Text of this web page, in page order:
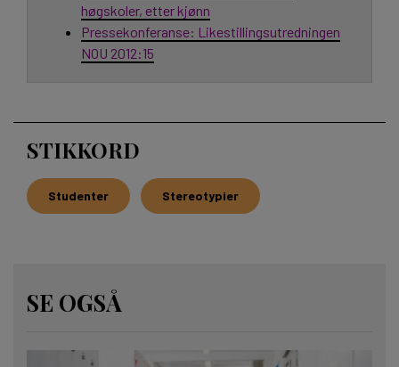
høgskoler, etter kjønn
Pressekonferanse: Likestillingsutredningen
NOU 2012:15
STIKKORD
Studenter Stereotypier
SE OGSÅ